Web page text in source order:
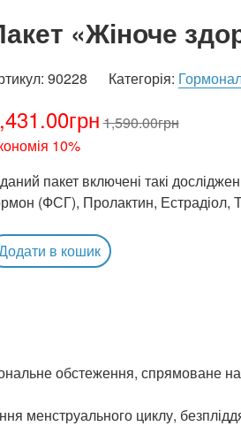
«Жіноче
90228 Категорія:
грн 1,590.00грн
10%
пакет включені такі
(ФСГ), Пролактин, Естрадіол,
в кошик
обстеження, спрямоване на
менструального циклу,